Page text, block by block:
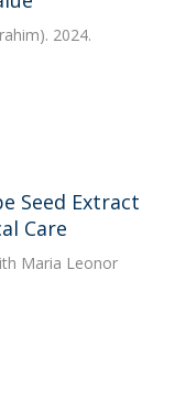
2024.
Seed Extract
Care
Maria Leonor